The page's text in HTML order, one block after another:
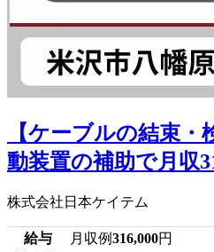
【ケーブルの結束・
動装置の補助で月収
株式会社日本ケイテム
給与 月収例316,000円